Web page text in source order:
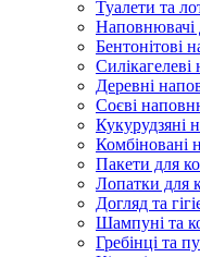
Туалети та
Наповнювачі
Бентонітові
Силікагелеві
Деревні
Соєві
Кукурудзяні
Комбіновані
Пакети для
Лопатки для
Догляд та
Шампуні та
Гребінці та